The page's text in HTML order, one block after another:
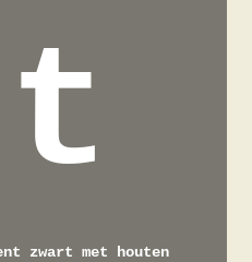
zwart met houten